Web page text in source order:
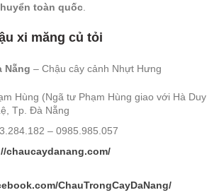
toàn quốc
xi măng củ tỏi
Nẵng – Chậu cây cảnh Nhựt Hưng
Hùng (Ngã tư Phạm Hùng giao với Hà Duy
Tp. Đà Nẵng
– 0985.985.057
chaucaydanang.com/
ChauTrongCayDaNang/